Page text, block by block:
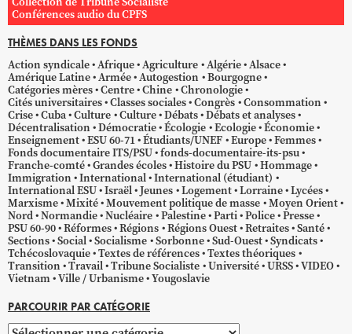
Conférences audio du CPFS
THÈMES DANS LES FONDS
Action syndicale Afrique Agriculture Algérie Alsace
Amérique Latine Armée Autogestion
Bourgogne
Catégories mères Centre Chine Chronologie
Cités universitaires Classes sociales Congrès Consommation
Crise Cuba Culture Culture Débats Débats et analyses
Décentralisation Démocratie Écologie Ecologie Économie
Enseignement ESU 60-71 Étudiants/UNEF Europe Femmes
Fonds documentaire ITS/PSU fonds-documentaire-its-psu
Franche-comté Grandes écoles Histoire du PSU Hommage
Immigration International International (étudiant)
International ESU Israël Jeunes Logement Lorraine Lycées
Marxisme Mixité Mouvement politique de masse Moyen Orient
Nord Normandie Nucléaire Palestine Parti Police Presse
PSU 60-90 Réformes Régions Régions Ouest Retraites Santé
Sections Social Socialisme Sorbonne Sud-Ouest Syndicats
Tchécoslovaquie Textes de références Textes théoriques
Transition Travail Tribune Socialiste Université URSS VIDEO
Vietnam Ville / Urbanisme Yougoslavie
PARCOURIR PAR CATÉGORIE
Parcourir